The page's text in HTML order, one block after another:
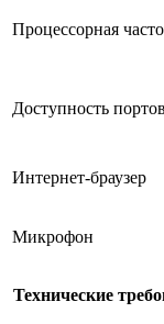
Процессорная
Доступность портов
Интернет-браузер
Микрофон
Технические